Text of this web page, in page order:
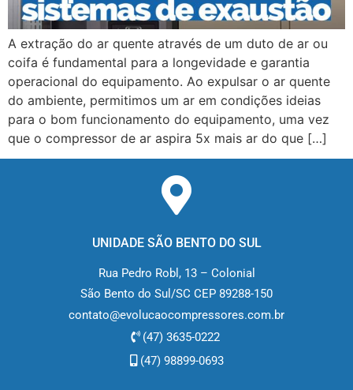
A extração do ar quente através de um duto de ar ou
coifa é fundamental para a longevidade e garantia
operacional do equipamento. Ao expulsar o ar quente
do ambiente, permitimos um ar em condições ideias
para o bom funcionamento do equipamento, uma vez
que o compressor de ar aspira 5x mais ar do que […]
UNIDADE SÃO BENTO DO SUL
Rua Pedro Robl, 13 – Colonial
São Bento do Sul/SC CEP 89288-150
contato@evolucaocompressores.com.br
(47) 3635-0222
(47) 98899-0693